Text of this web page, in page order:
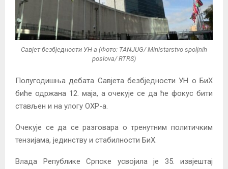
Савјет безбједности УН-а (Фото: TANJUG/ Ministarstvo spoljnih
poslova/ RTRS)
Полугодишња дебата Савјета безбједности УН о БиХ
биће одржана 12. маја, а очекује се да ће фокус бити
стављен и на улогу ОХР-а.
Очекује се да се разговара о тренутним политичким
тензијама, јединству и стабилности БиХ.
Влада Републике Српске усвојила је 35. извјештај